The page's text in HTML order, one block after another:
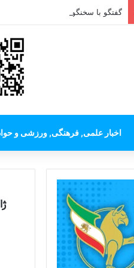
گفتگو با سخنگوی سیاست خارجی
اخبار علمی, فرهنگی, ورزشی و